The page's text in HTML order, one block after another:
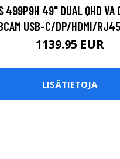
499P9H 49" DUAL QHD VA
USB-C/DP/HDMI/
1139.95 EUR
LISÄTIETOJA